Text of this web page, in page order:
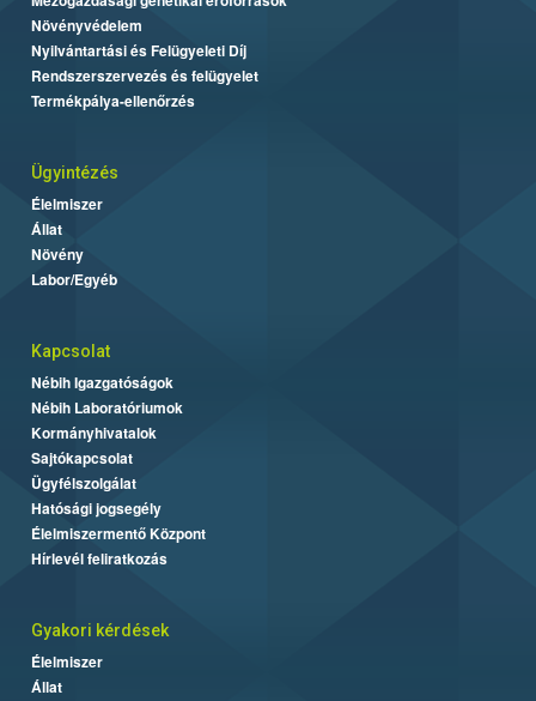
Növényvédelem
Nyilvántartási és Felügyeleti Díj
Rendszerszervezés és felügyelet
Termékpálya-ellenőrzés
Ügyintézés
Élelmiszer
Állat
Növény
Labor/Egyéb
Kapcsolat
Nébih Igazgatóságok
Nébih Laboratóriumok
Kormányhivatalok
Sajtókapcsolat
Ügyfélszolgálat
Hatósági jogsegély
Élelmiszermentő Központ
Hírlevél feliratkozás
Gyakori kérdések
Élelmiszer
Állat